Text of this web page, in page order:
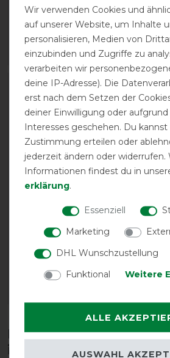
ARTIKEL MERKEN
-10%
Back on Track Draco
Bandana mit hoher
Sichtbarkeit
vorher 17,85 €
16,10 € *
-
16,10
Diese Produkte
interessieren
Wir verwenden Cookies und
auf unserer Website, um Inhalte
personalisieren, Medien von
einzubinden und Zugriffe zu
verarbeiten wir
deine IP-Adresse). Die
erst nach dem Setzen der
deiner Einwilligung oder
Interesses geschehen. Du kannst
Zustimmung erteilen oder
jederzeit ändern oder widerrufen.
Informationen findest du in
erklärung.
Essenziell
Marketing
DHL Wunschzustellung
Funktional
Weitere
ALLE
AUSWAHL